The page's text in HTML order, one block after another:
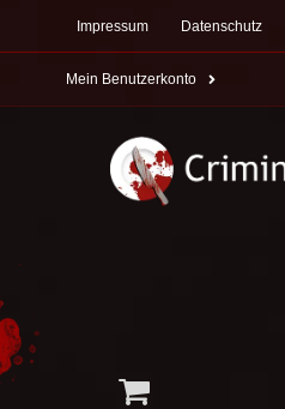
Impressum Datenschutz
Mein Benutzerkonto